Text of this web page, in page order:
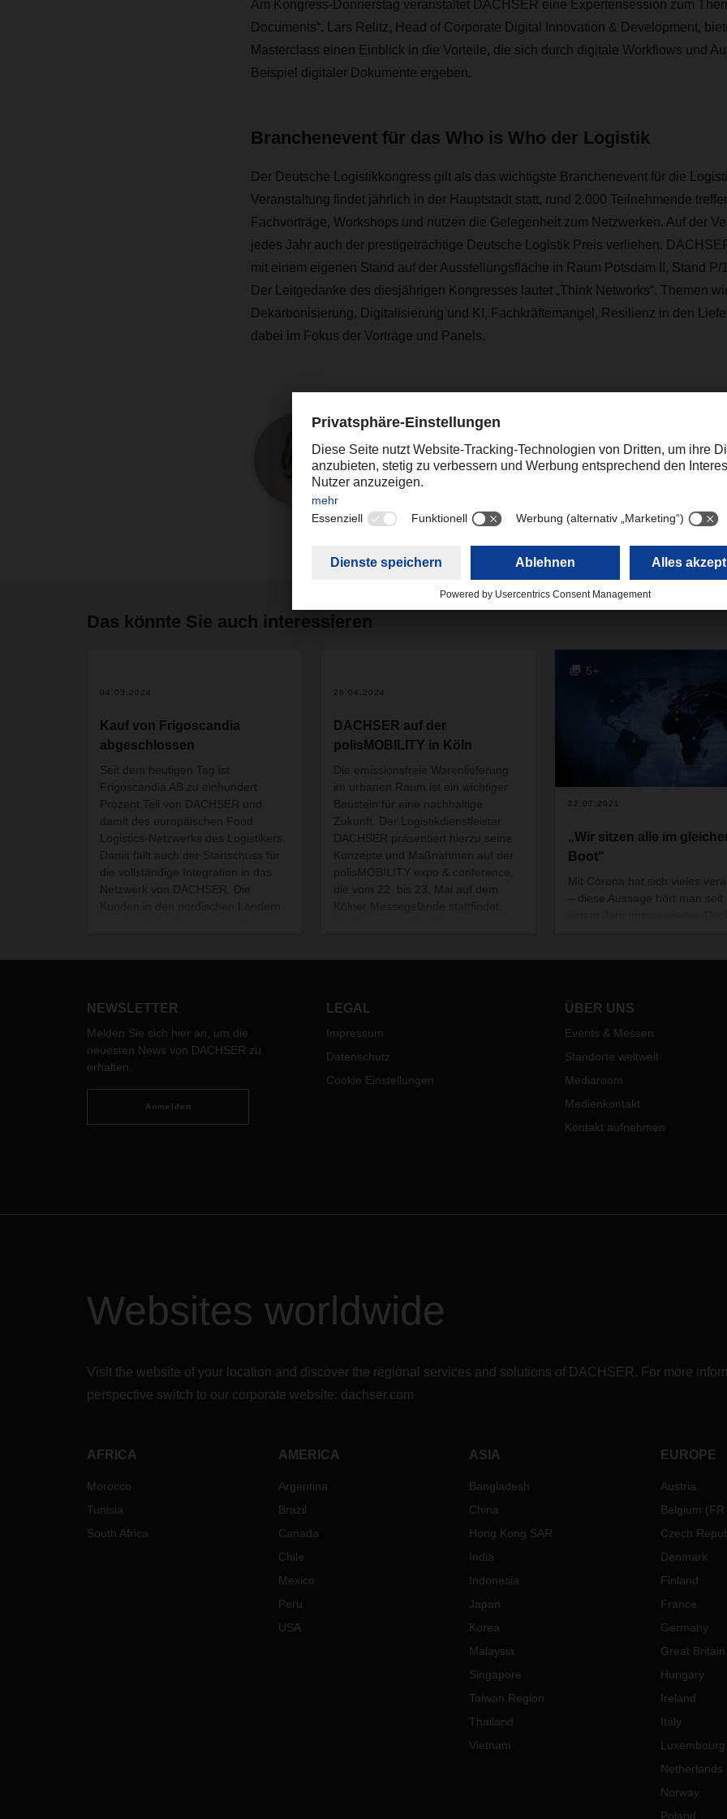
Am Kongress-Donnerstag veranstaltet DACHSER eine Expertensession zum
Documents“. Lars Relitz, Head of Corporate Digital Innovation & Development,
Masterclass einen Einblick in die Vorteile, die sich durch digitale Workflows und
Beispiel digitaler Dokumente ergeben.
Branchenevent für das Who is Who der Logistik
Der Deutsche Logistikkongress gilt als das wichtigste Branchenevent für die
Veranstaltung findet jährlich in der Hauptstadt statt, rund 2.000 Teilnehmende
Fachvorträge, Workshops und nutzen die Gelegenheit zum Netzwerken. Auf der
jedes Jahr auch der prestigeträchtige Deutsche Logistik Preis verliehen.
mit einem eigenen Stand auf der Ausstellungsfläche in Raum Potsdam II, Stand P/
Der Leitgedanke des diesjährigen Kongresses lautet „Think Networks“. Themen
Dekarbonisierung, Digitalisierung und KI, Fachkräftemangel, Resilienz in den
dabei im Fokus der Vorträge und Panels.
Kontakt
Theresia Gläser
Corporate Public Relations
+49 831 5916-1421
Das könnte Sie auch interessieren
04.03.2024
Kauf von Frigoscandia
abgeschlossen
Seit dem heutigen Tag ist
Frigoscandia AB zu einhundert
Prozent Teil von DACHSER und
damit des europäischen Food
Logistics-Netzwerks des Logistikers.
Damit fällt auch der Startschuss für
die vollständige Integration in das
Netzwerk von DACHSER. Die
26.04.2024
DACHSER auf der
polisMOBILITY in Köln
Die emissionsfreie Warenlieferung
im urbanen Raum ist ein wichtiger
Baustein für eine nachhaltige
Zukunft. Der Logistikdienstleister
DACHSER präsentiert hierzu seine
Konzepte und Maßnahmen auf der
polisMOBILITY expo & conference,
die vom 22. bis 23. Mai auf dem
Antriebs- und Energiewende,
DACHSER informiert über seine
emissionsfreien Stadtbelieferung am
Messestand, im Außenbereich und
im Konferenzprogramm.
5+
22.07.2021
„Wir sitzen alle im
Boot“
Mit Corona hat sich vieles
– diese Aussage hört man seit
NEWSLETTER
Melden Sie sich hier an, um die
neuesten News von DACHSER zu
erhalten.
Anmelden
LEGAL
Impressum
Datenschutz
Cookie Einstellungen
ÜBER UNS
Events & Messen
Standorte weltweit
Mediaroom
Medienkontakt
Kontakt aufnehmen
Websites worldwide
Visit the website of your location and discover the regional services and solutions of DACHSER. For more
perspective switch to our corporate website: dachser.com
AFRICA
Morocco
Tunisia
South Africa
AMERICA
Argentina
Brazil
Canada
Chile
Mexico
Peru
USA
ASIA
Bangladesh
China
Hong Kong SAR
India
Indonesia
Japan
Korea
Malaysia
Singapore
Taiwan Region
Thailand
Vietnam
EUROPE
Austria
Belgium (FR
Czech
Denmark
Finland
France
Germany
Great Britain
Hungary
Ireland
Italy
Luxembourg
Netherlands
Norway
Poland